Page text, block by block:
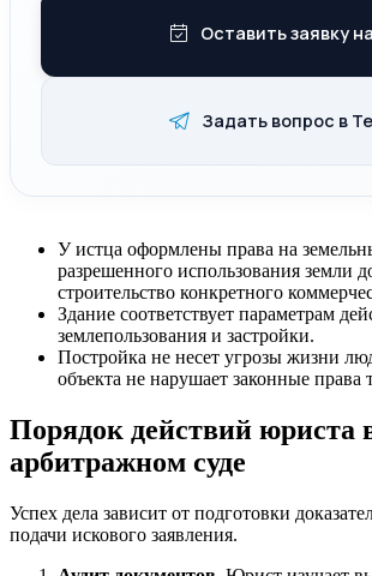
Оставить заявку
Задать вопрос в
У истца оформлены права на
разрешенного использования земли
строительство конкретного
Здание соответствует параметрам
землепользования и застройки.
Постройка не несет угрозы жизни
объекта не нарушает законные права
Порядок действий юриста
арбитражном суде
Успех дела зависит от подготовки
подачи искового заявления.